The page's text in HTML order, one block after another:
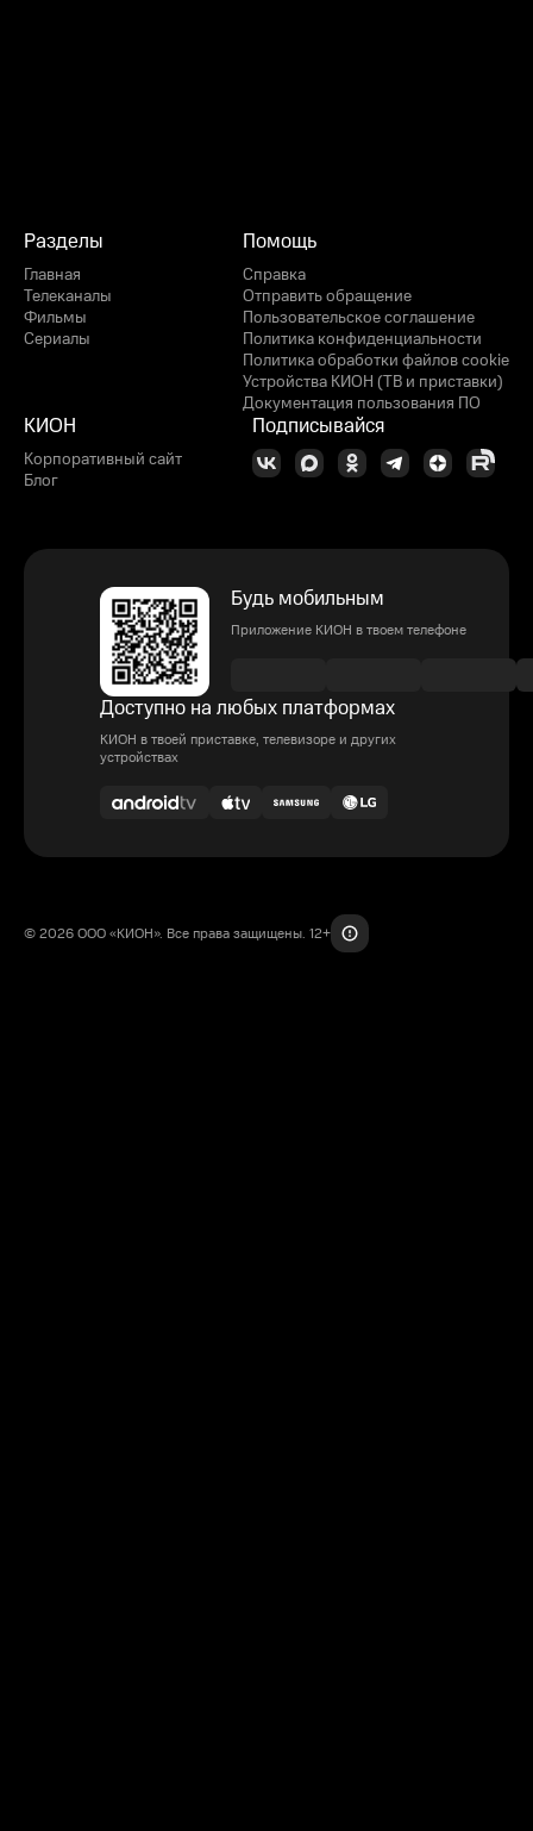
Разделы
Главная
Телеканалы
Фильмы
Сериалы
Помощь
Справка
Отправить обращение
Пользовательское соглашение
Политика конфиденциальности
Политика обработки файлов cookie
Устройства КИОН (ТВ и приставки)
Документация пользования ПО
КИОН
Корпоративный сайт
Блог
Подписывайся
Будь мобильным
Приложение КИОН в твоем телефоне
Доступно на любых платформах
КИОН в твоей приставке, телевизоре и других
устройствах
© 2026 ООО «КИОН». Все права защищены. 12+